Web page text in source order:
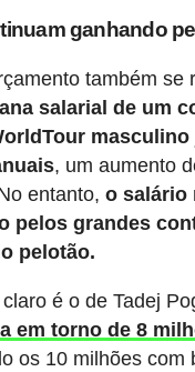
ganhando
também se
salarial de um
masculino
, um aumento
entanto, o salário
pelos grandes
pelotão.
é o de Tadej
em torno de 8
os 10 milhões com